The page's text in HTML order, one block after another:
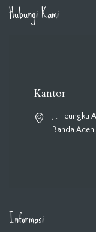
Hubungi Kami
Kantor
Jl. Teungku
Banda
Informasi